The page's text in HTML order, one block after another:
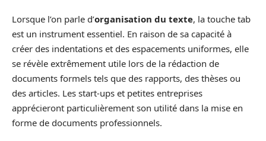
Lorsque l’on parle d’organisation du texte, la touche tab
est un instrument essentiel. En raison de sa capacité à
créer des indentations et des espacements uniformes, elle
se révèle extrêmement utile lors de la rédaction de
documents formels tels que des rapports, des thèses ou
des articles. Les start-ups et petites entreprises
apprécieront particulièrement son utilité dans la mise en
forme de documents professionnels.